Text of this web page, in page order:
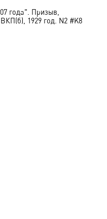
года". Призыв,
1929 год. N2 #K8